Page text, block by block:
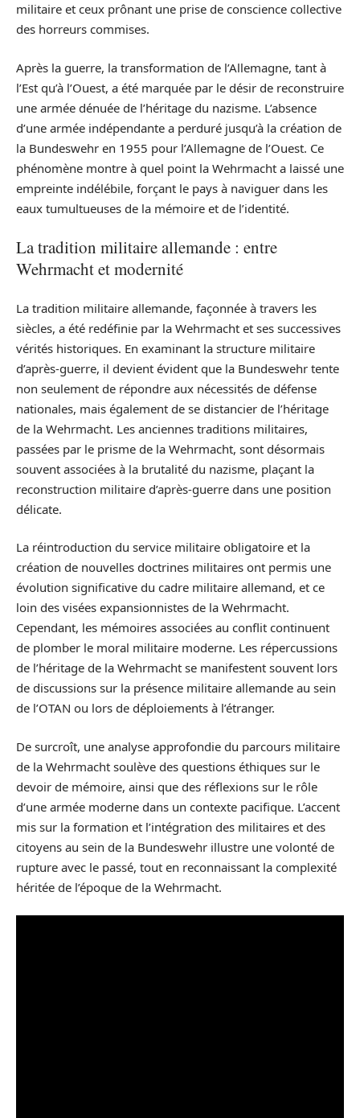
militaire et ceux prônant une prise de conscience collective
des horreurs commises.
Après la guerre, la transformation de l’Allemagne, tant à
l’Est qu’à l’Ouest, a été marquée par le désir de reconstruire
une armée dénuée de l’héritage du nazisme. L’absence
d’une armée indépendante a perduré jusqu’à la création de
la Bundeswehr en 1955 pour l’Allemagne de l’Ouest. Ce
phénomène montre à quel point la Wehrmacht a laissé une
empreinte indélébile, forçant le pays à naviguer dans les
eaux tumultueuses de la mémoire et de l’identité.
La tradition militaire allemande : entre
Wehrmacht et modernité
La tradition militaire allemande, façonnée à travers les
siècles, a été redéfinie par la Wehrmacht et ses successives
vérités historiques. En examinant la structure militaire
d’après-guerre, il devient évident que la Bundeswehr tente
non seulement de répondre aux nécessités de défense
nationales, mais également de se distancier de l’héritage
de la Wehrmacht. Les anciennes traditions militaires,
passées par le prisme de la Wehrmacht, sont désormais
souvent associées à la brutalité du nazisme, plaçant la
reconstruction militaire d’après-guerre dans une position
délicate.
La réintroduction du service militaire obligatoire et la
création de nouvelles doctrines militaires ont permis une
évolution significative du cadre militaire allemand, et ce
loin des visées expansionnistes de la Wehrmacht.
Cependant, les mémoires associées au conflit continuent
de plomber le moral militaire moderne. Les répercussions
de l’héritage de la Wehrmacht se manifestent souvent lors
de discussions sur la présence militaire allemande au sein
de l’OTAN ou lors de déploiements à l’étranger.
De surcroît, une analyse approfondie du parcours militaire
de la Wehrmacht soulève des questions éthiques sur le
devoir de mémoire, ainsi que des réflexions sur le rôle
d’une armée moderne dans un contexte pacifique. L’accent
mis sur la formation et l’intégration des militaires et des
citoyens au sein de la Bundeswehr illustre une volonté de
rupture avec le passé, tout en reconnaissant la complexité
héritée de l’époque de la Wehrmacht.